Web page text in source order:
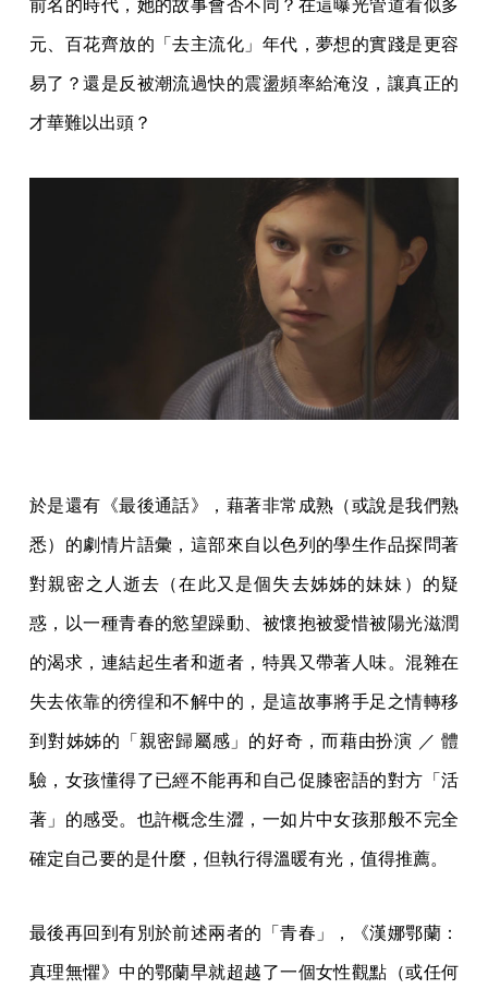
前名的時代，她的故事會否不同？在這曝光管道看似多
元、百花齊放的「去主流化」年代，夢想的實踐是更容
易了？還是反被潮流過快的震盪頻率給淹沒，讓真正的
才華難以出頭？
於是還有《最後通話》，藉著非常成熟（或說是我們熟
悉）的劇情片語彙，這部來自以色列的學生作品探問著
對親密之人逝去（在此又是個失去姊姊的妹妹）的疑
惑，以一種青春的慾望躁動、被懷抱被愛惜被陽光滋潤
的渴求，連結起生者和逝者，特異又帶著人味。混雜在
失去依靠的徬徨和不解中的，是這故事將手足之情轉移
到對姊姊的「親密歸屬感」的好奇，而藉由扮演 ／ 體
驗，女孩懂得了已經不能再和自己促膝密語的對方「活
著」的感受。也許概念生澀，一如片中女孩那般不完全
確定自己要的是什麼，但執行得溫暖有光，值得推薦。
最後再回到有別於前述兩者的「青春」，《漢娜鄂蘭：
真理無懼》中的鄂蘭早就超越了一個女性觀點（或任何